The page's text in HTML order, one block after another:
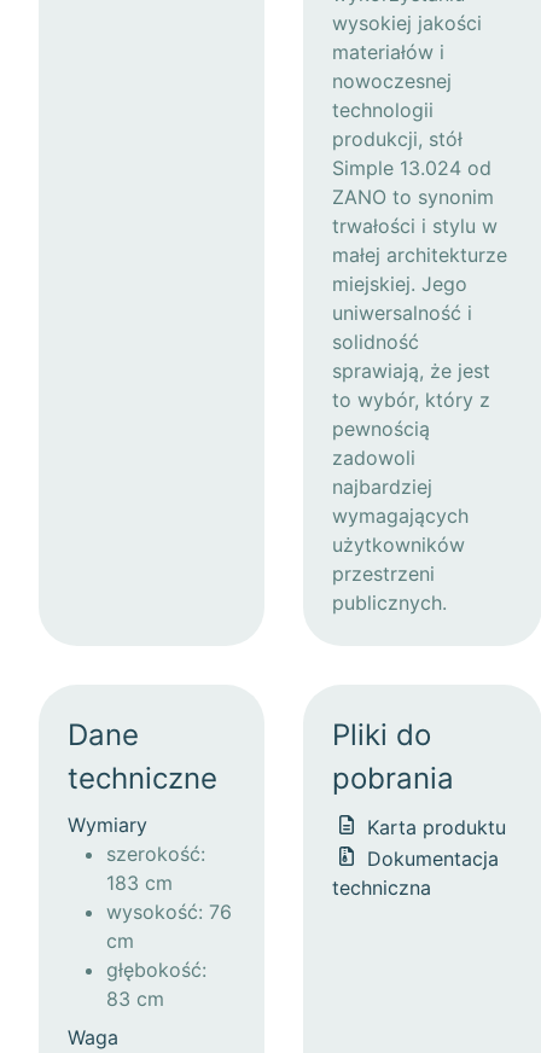
wysokiej jakości
materiałów i
nowoczesnej
technologii
produkcji, stół
Simple 13.024 od
ZANO to synonim
trwałości i stylu w
małej architekturze
miejskiej. Jego
uniwersalność i
solidność
sprawiają, że jest
to wybór, który z
pewnością
zadowoli
najbardziej
wymagających
użytkowników
przestrzeni
publicznych.
Dane
techniczne
Wymiary
szerokość:
183 cm
wysokość: 76
cm
głębokość:
83 cm
Waga
Pliki do
pobrania
Karta produktu
Dokumentacja
techniczna